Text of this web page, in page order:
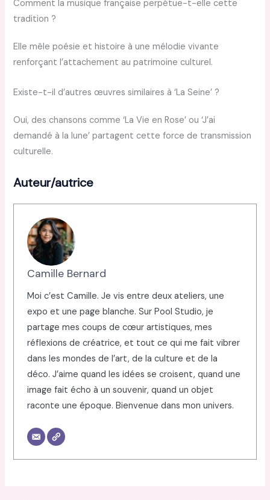
Comment la musique française perpétue-t-elle cette
tradition ?
Elle mêle poésie et histoire à une mélodie vivante
renforçant l’attachement au patrimoine culturel.
Existe-t-il d’autres œuvres similaires à ‘La Seine’ ?
Oui, des chansons comme ‘La Vie en Rose’ ou ‘J’ai
demandé à la lune’ partagent cette force de transmission
culturelle.
Auteur/autrice
Camille Bernard
Moi c’est Camille. Je vis entre deux ateliers, une
expo et une page blanche. Sur Pool Studio, je
partage mes coups de cœur artistiques, mes
réflexions de créatrice, et tout ce qui me fait vibrer
dans les mondes de l’art, de la culture et de la
déco. J’aime quand les idées se croisent, quand une
image fait écho à un souvenir, quand un objet
raconte une époque. Bienvenue dans mon univers.